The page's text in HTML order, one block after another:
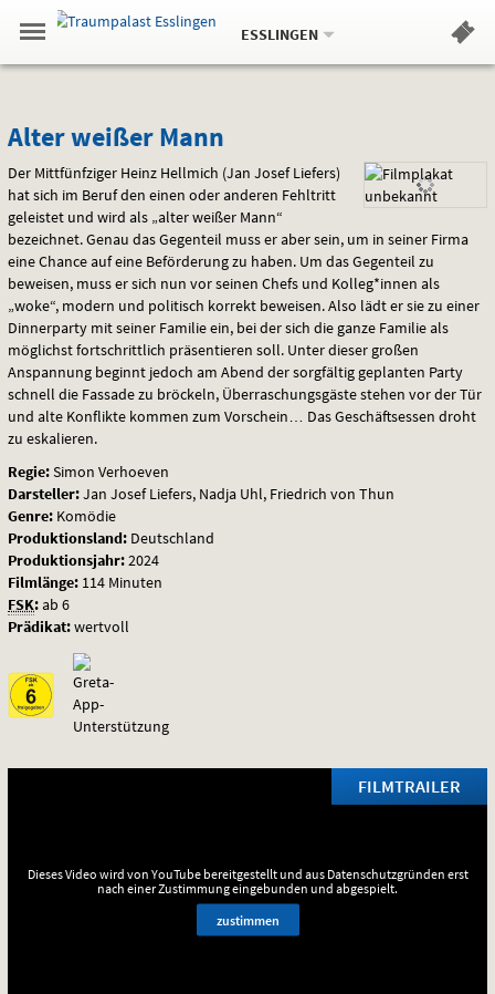
Springe
zum
,zum
.
Navigation
Gehe
zur
Standortauswahl
Standort:
ESSLINGEN.
Hinweis
Alter
weißer
Mann
Alter weißer Mann
Der Mittfünfziger Heinz Hellmich (Jan Josef Liefers)
hat sich im Beruf den einen oder anderen Fehltritt
geleistet und wird als „alter weißer Mann“
bezeichnet. Genau das Gegenteil muss er aber sein, um in seiner Firma
eine Chance auf eine Beförderung zu haben. Um das Gegenteil zu
beweisen, muss er sich nun vor seinen Chefs und Kolleg*innen als
„woke“, modern und politisch korrekt beweisen. Also lädt er sie zu einer
Dinnerparty mit seiner Familie ein, bei der sich die ganze Familie als
möglichst fortschrittlich präsentieren soll. Unter dieser großen
Anspannung beginnt jedoch am Abend der sorgfältig geplanten Party
schnell die Fassade zu bröckeln, Überraschungsgäste stehen vor der Tür
und alte Konflikte kommen zum Vorschein… Das Geschäftsessen droht
zu eskalieren.
Regie:Simon Verhoeven
Darsteller:Jan Josef Liefers, Nadja Uhl, Friedrich von Thun
Genre: Komödie
Produktionsland: Deutschland
Produktionsjahr:2024
Filmlänge: 114 Minuten
FSK:ab 6
Prädikat:wertvoll
FILMTRAILER
Dieses Video wird von YouTube bereitgestellt und aus Datenschutzgründen erst
nach einer Zustimmung eingebunden und abgespielt.
zustimmen